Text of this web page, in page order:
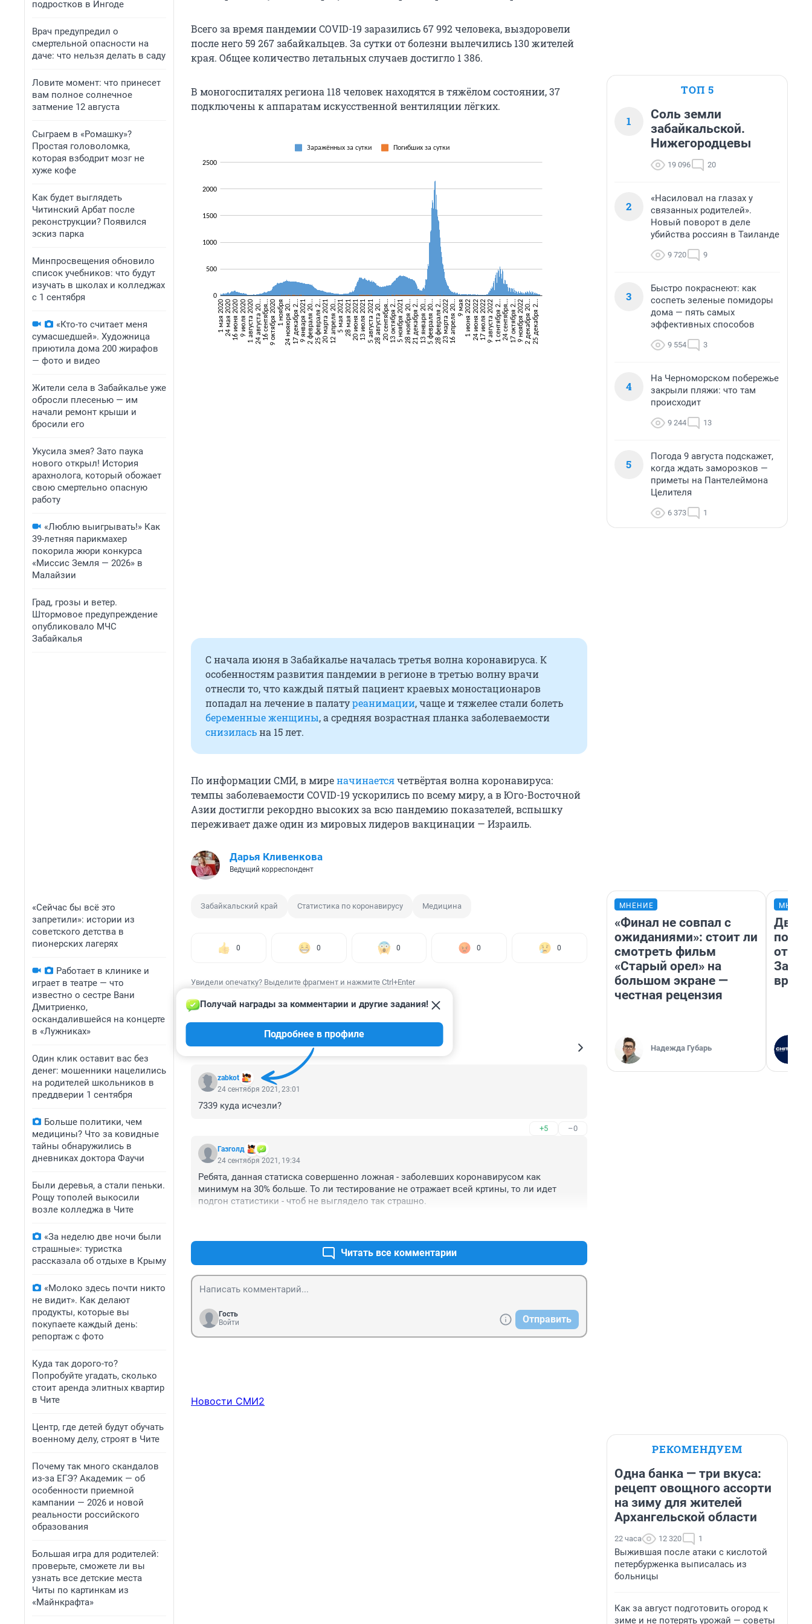
подростков в Ингоде
Врач предупредил о
смертельной опасности на
даче: что нельзя делать в саду
Ловите момент: что принесет
вам полное солнечное
затмение 12 августа
Сыграем в «Ромашку»?
Простая головоломка,
которая взбодрит мозг не
хуже кофе
Как будет выглядеть
Читинский Арбат после
реконструкции? Появился
эскиз парка
Минпросвещения обновило
список учебников: что будут
изучать в школах и колледжах
с 1 сентября
«Кто-то считает меня
сумасшедшей». Художница
приютила дома 200 жирафов
— фото и видео
Жители села в Забайкалье уже
обросли плесенью — им
начали ремонт крыши и
бросили его
Укусила змея? Зато паука
нового открыл! История
арахнолога, который обожает
свою смертельно опасную
работу
«Люблю выигрывать!» Как
39-летняя парикмахер
покорила жюри конкурса
«Миссис Земля — 2026» в
Малайзии
Град, грозы и ветер.
Штормовое предупреждение
опубликовало МЧС
Забайкалья
«Сейчас бы всё это
запретили»: истории из
советского детства в
пионерских лагерях
Работает в клинике и
играет в театре — что
известно о сестре Вани
Дмитриенко,
оскандалившейся на концерте
в «Лужниках»
Один клик оставит вас без
денег: мошенники нацелились
на родителей школьников в
преддверии 1 сентября
Больше политики, чем
медицины? Что за ковидные
тайны обнаружились в
дневниках доктора Фаучи
Были деревья, а стали пеньки.
Рощу тополей выкосили
возле колледжа в Чите
«За неделю две ночи были
страшные»: туристка
рассказала об отдыхе в Крыму
«Молоко здесь почти никто
не видит». Как делают
продукты, которые вы
покупаете каждый день:
репортаж с фото
Куда так дорого-то?
Попробуйте угадать, сколько
стоит аренда элитных квартир
в Чите
Центр, где детей будут обучать
военному делу, строят в Чите
Почему так много скандалов
из-за ЕГЭ? Академик — об
особенности приемной
кампании — 2026 и новой
реальности российского
образования
Большая игра для родителей:
проверьте, сможете ли вы
узнать все детские места
Читы по картинкам из
«Майнкрафта»
Всего за время пандемии COVID-19 заразились 67 992 человека, выздоровели
после него 59 267 забайкальцев. За сутки от болезни вылечились 130 жителей
края. Общее количество летальных случаев достигло 1 386.
В моногоспиталях региона 118 человек находятся в тяжёлом состоянии, 37
подключены к аппаратам искусственной вентиляции лёгких.
С начала июня в Забайкалье началась третья волна коронавируса. К
особенностям развития пандемии в регионе в третью волну врачи
отнесли то, что каждый пятый пациент краевых моностационаров
попадал на лечение в палатуреанимации, чаще и тяжелее стали болеть
беременные женщины, а средняя возрастная планка заболеваемости
снизиласьна 15 лет.
По информации СМИ, в миреначинаетсячетвёртая волна коронавируса:
темпы заболеваемости COVID-19 ускорились по всему миру, а в Юго-Восточной
Азии достигли рекордно высоких за всю пандемию показателей, вспышку
переживает даже один из мировых лидеров вакцинации — Израиль.
Дарья Кливенкова
Ведущий корреспондент
Забайкальский край Статистика по коронавирусу Медицина
0 0 0 0 0
Увидели опечатку? Выделите фрагмент и нажмите Ctrl+Enter
КОММЕНТАРИИ 7
zabkot
Получай награды за комментарии и другие задания!
Подробнее в профиле
24 сентября 2021, 23:01
7339 куда исчезли?
+5 –0
Газголд
24 сентября 2021, 19:34
Ребята, данная статиска совершенно ложная - заболевших коронавирусом как
минимум на 30% больше. То ли тестирование не отражает всей кртины, то ли идет
подгон статистики - чтоб не выглядело так страшно.
Читать все комментарии
Гость
Войти
Отправить
Новости СМИ2
ТОП 5
1
Соль земли
забайкальской.
Нижегородцевы
19 096 20
2
«Насиловал на глазах у
связанных родителей».
Новый поворот в деле
убийства россиян в Таиланде
9 720 9
3
Быстро покраснеют: как
соспеть зеленые помидоры
дома — пять самых
эффективных способов
9 554 3
4
На Черноморском побережье
закрыли пляжи: что там
происходит
9 244 13
5
Погода 9 августа подскажет,
когда ждать заморозков —
приметы на Пантелеймона
Целителя
6 373 1
МНЕНИЕ
«Финал не совпал с
ожиданиями»: стоит ли
смотреть фильм
«Старый орел» на
большом экране —
честная рецензия
Надежда Губарь
Два
от
РЕКОМЕНДУЕМ
Одна банка — три вкуса:
рецепт овощного ассорти
на зиму для жителей
Архангельской области
22 часа 12 320 1
Выжившая после атаки с кислотой
петербурженка выписалась из
больницы
Как за август подготовить огород к
зиме и не потерять урожай — советы